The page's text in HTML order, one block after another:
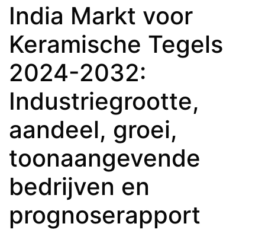
India Markt voor
Keramische Tegels
2024-2032:
Industriegrootte,
aandeel, groei,
toonaangevende
bedrijven en
prognoserapport